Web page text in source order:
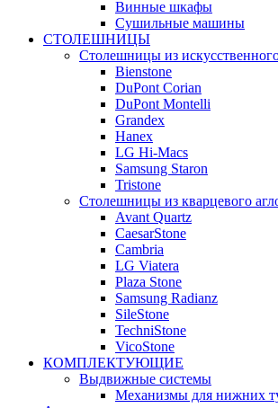
Винные шкафы
Сушильные машины
СТОЛЕШНИЦЫ
Столешницы из
Bienstone
DuPont Corian
DuPont Montelli
Grandex
Hanex
LG Hi-Macs
Samsung Staron
Tristone
Столешницы из кварцевого
Avant Quartz
CaesarStone
Cambria
LG Viatera
Plaza Stone
Samsung Radianz
SileStone
TechniStone
VicoStone
КОМПЛЕКТУЮЩИЕ
Выдвижные системы
Механизмы для нижних